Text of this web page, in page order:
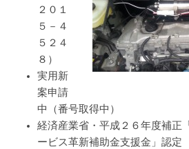
２０１
５－４
５２４
８）
実用新
案申請
中（番号取得中）
経済産業省・平成２６年度補正
ービス革新補助金支援金」認定